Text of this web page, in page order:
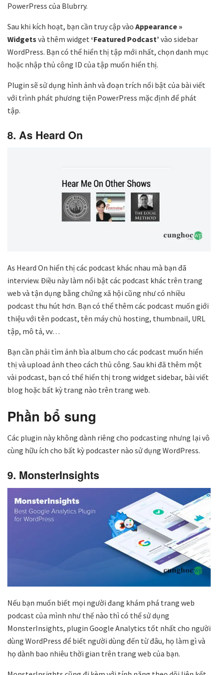
PowerPress của Blubrry.
Sau khi kích hoạt, bạn cần truy cập vào Appearance »
Widgets và thêm widget ‘Featured Podcast’ vào sidebar
WordPress. Bạn có thể hiển thị tập mới nhất, chọn danh mục
hoặc nhập thủ công ID của tập muốn hiển thị.
Plugin sẽ sử dụng hình ảnh và đoạn trích nổi bật của bài viết
với trình phát phương tiện PowerPress mặc định để phát
tập.
8. As Heard On
As Heard On hiển thị các podcast khác nhau mà bạn đã
interview. Điều này làm nổi bật các podcast khác trên trang
web và tận dụng bằng chứng xã hội cũng như có nhiều
podcast thu hút hơn. Bạn có thể thêm các podcast muốn giới
thiệu với tên podcast, tên máy chủ hosting, thumbnail, URL
tập, mô tả, vv…
Bạn cần phải tìm ảnh bìa album cho các podcast muốn hiển
thị và upload ảnh theo cách thủ công. Sau khi đã thêm một
vài podcast, bạn có thể hiển thị trong widget sidebar, bài viết
blog hoặc bất kỳ trang nào trên trang web.
Phần bổ sung
Các plugin này không dành riêng cho podcasting nhưng lại vô
cùng hữu ích cho bất kỳ podcaster nào sử dụng WordPress.
9. MonsterInsights
Nếu bạn muốn biết mọi người đang khám phá trang web
podcast của mình như thế nào thì có thể sử dụng
MonsterInsights, plugin Google Analytics tốt nhất cho người
dùng WordPress để biết người dùng đến từ đâu, họ làm gì và
họ dành bao nhiêu thời gian trên trang web của bạn.